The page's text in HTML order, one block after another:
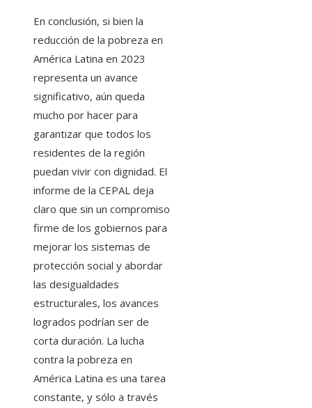
En conclusión, si bien la
reducción de la pobreza en
América Latina en 2023
representa un avance
significativo, aún queda
mucho por hacer para
garantizar que todos los
residentes de la región
puedan vivir con dignidad. El
informe de la CEPAL deja
claro que sin un compromiso
firme de los gobiernos para
mejorar los sistemas de
protección social y abordar
las desigualdades
estructurales, los avances
logrados podrían ser de
corta duración. La lucha
contra la pobreza en
América Latina es una tarea
constante, y sólo a través